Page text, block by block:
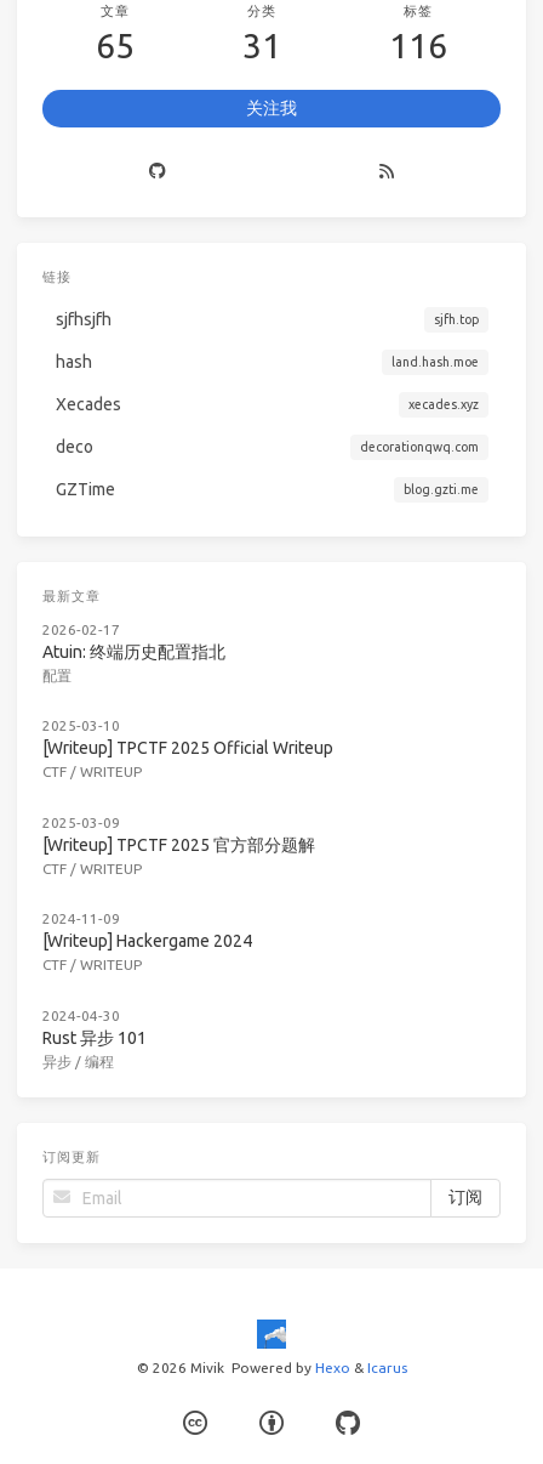
文章
65
分类
31
标签
116
关注我
链接
sjfhsjfh sjfh.top
hash land.hash.moe
Xecades xecades.xyz
deco decorationqwq.com
GZTime blog.gzti.me
最新文章
2026-02-17
Atuin: 终端历史配置指北
配置
2025-03-10
[Writeup] TPCTF 2025 Official Writeup
CTF / WRITEUP
2025-03-09
[Writeup] TPCTF 2025 官方部分题解
CTF / WRITEUP
2024-11-09
[Writeup] Hackergame 2024
CTF / WRITEUP
2024-04-30
Rust 异步 101
异步 / 编程
订阅更新
© 2026 MivikPowered by Hexo & Icarus